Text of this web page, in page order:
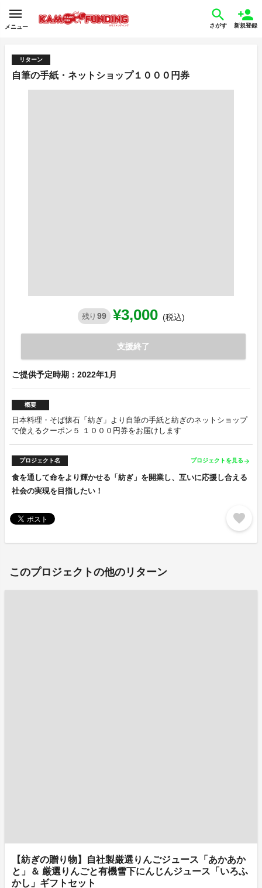
メニュー さがす 新規登録
リターン
自筆の手紙・ネットショップ１０００円券
残り 99 ¥3,000 (税込)
支援終了
ご提供予定時期：2022年1月
概要
日本料理・そば懐石「紡ぎ」より自筆の手紙と紡ぎのネットショップ
で使えるクーポン５ １０００円券をお届けします
プロジェクト名 プロジェクトを見る arrow_forward
食を通して命をより輝かせる「紡ぎ」を開業し、互いに応援し合える
社会の実現を目指したい！
favorite
このプロジェクトの他のリターン
【紡ぎの贈り物】自社製厳選りんごジュース「あかあか
と」＆ 厳選りんごと有機雪下にんじんジュース「いろふ
かし」ギフトセット